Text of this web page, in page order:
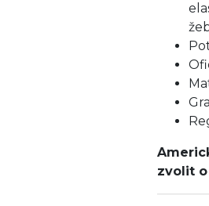
zvolit